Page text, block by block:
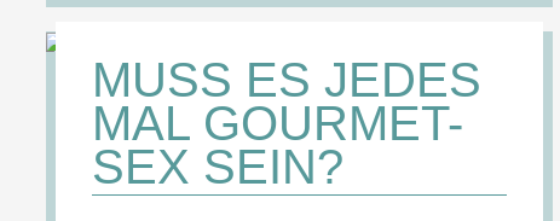
MUSS ES JEDES
MAL GOURMET-
SEX SEIN?